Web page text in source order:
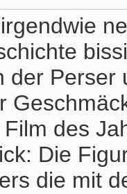
der
des
Die
die mit